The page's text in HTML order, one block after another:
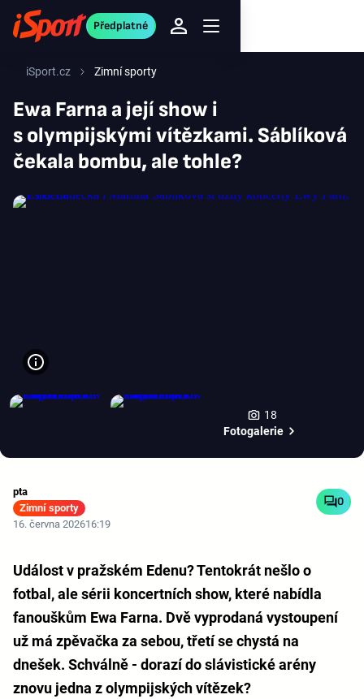
Předplatné
iSport.cz Zimní sporty
Ewa Farna a její show i
s olympijskými vítězkami. Sáblíková
čekala bombu, ale tohle?
18
Fotogalerie
pta
Zimní sporty
16. června 202616:19
0
Událost v pražském Edenu? Tentokrát nešlo o
fotbal, ale sérii koncertních show, které nabídla
fanouškům Ewa Farna. Dvě vyprodaná vystoupení
už má zpěvačka za sebou, třetí se chystá na
dnešek. Schválně - dorazí do slávistické arény
znovu jedna z olympijských vítězek?